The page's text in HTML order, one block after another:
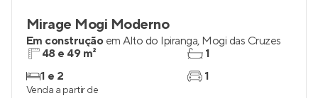
Mirage Mogi Moderno
Em construção em Alto do Ipiranga, Mogi das Cruzes
48 e 49 m²
1 e 2
1
1
Venda a partir de